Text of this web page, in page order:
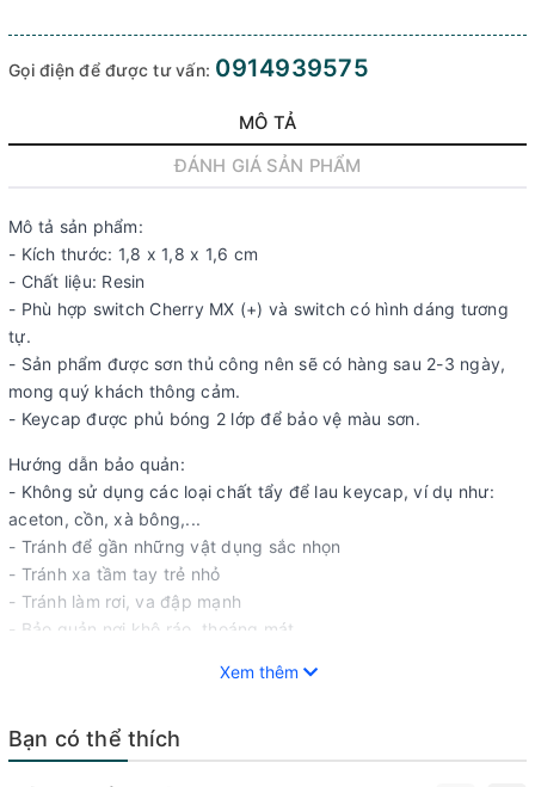
Gọi điện để được tư vấn: 0914939575
MÔ TẢ
ĐÁNH GIÁ SẢN PHẨM
Mô tả sản phẩm:
- Kích thước: 1,8 x 1,8 x 1,6 cm
- Chất liệu: Resin
- Phù hợp switch Cherry MX (+) và switch có hình dáng tương
tự.
- Sản phẩm được sơn thủ công nên sẽ có hàng sau 2-3 ngày,
mong quý khách thông cảm.
- Keycap được phủ bóng 2 lớp để bảo vệ màu sơn.
Hướng dẫn bảo quản:
- Không sử dụng các loại chất tẩy để lau keycap, ví dụ như:
aceton, cồn, xà bông,...
- Tránh để gần những vật dụng sắc nhọn
- Tránh xa tầm tay trẻ nhỏ
- Tránh làm rơi, va đập mạnh
- Bảo quản nơi khô ráo, thoáng mát
𝐁𝐊𝐝𝐞𝐜𝐨𝐫 : Đ𝐢𝐞̣̂𝐧 𝐭𝐡𝐨𝐚̣𝐢 - 𝐩𝐡𝐮̣ 𝐤𝐢𝐞̣̂𝐧 - đ𝐨̂̀ 𝐜𝐡𝐨̛𝐢 𝐜𝐨̂𝐧𝐠 𝐧𝐠𝐡𝐞̣̂
Xem thêm
Bạn có thể thích